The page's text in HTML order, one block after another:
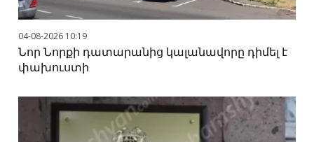
04-08-2026 10:19
Նոր Նորքի դատարանից կալանավորը դիմել է
փախուստի